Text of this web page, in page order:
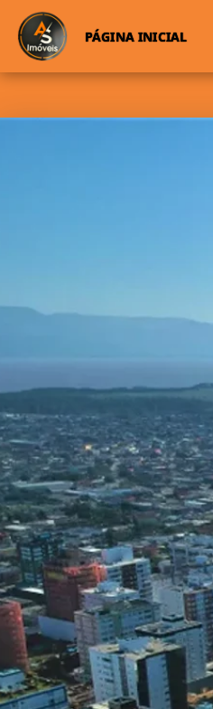
PÁGINA INICIAL